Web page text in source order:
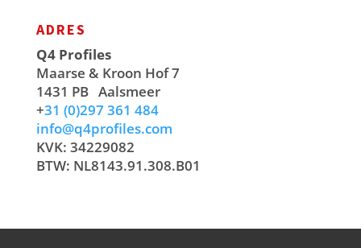
ADRES
Q4 Profiles
Maarse & Kroon Hof 7
1431 PB Aalsmeer
+31 (0)297 361 484
info@q4profiles.com
KVK: 34229082
BTW: NL8143.91.308.B01